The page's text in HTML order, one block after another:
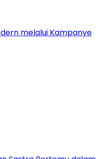
melalui Kampanye